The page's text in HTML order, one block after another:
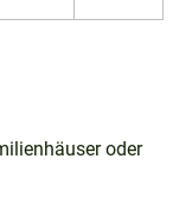
oder